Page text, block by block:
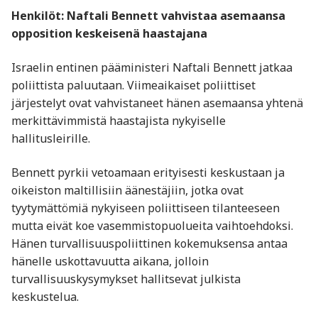
Henkilöt: Naftali Bennett vahvistaa asemaansa
opposition keskeisenä haastajana
Israelin entinen pääministeri Naftali Bennett jatkaa
poliittista paluutaan. Viimeaikaiset poliittiset
järjestelyt ovat vahvistaneet hänen asemaansa yhtenä
merkittävimmistä haastajista nykyiselle
hallitusleirille.
Bennett pyrkii vetoamaan erityisesti keskustaan ja
oikeiston maltillisiin äänestäjiin, jotka ovat
tyytymättömiä nykyiseen poliittiseen tilanteeseen
mutta eivät koe vasemmistopuolueita vaihtoehdoksi.
Hänen turvallisuuspoliittinen kokemuksensa antaa
hänelle uskottavuutta aikana, jolloin
turvallisuuskysymykset hallitsevat julkista
keskustelua.